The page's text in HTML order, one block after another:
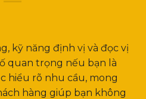
kỹ năng định vị và đọc vị
quan trọng nếu bạn là
hiểu rõ nhu cầu, mong
hàng giúp bạn không